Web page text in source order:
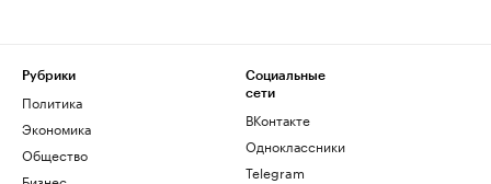
Рубрики
Политика
Экономика
Общество
Социальные
сети
ВКонтакте
Одноклассники
Telegram